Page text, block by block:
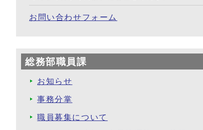
お問い合わせフォーム
総務部職員課
お知らせ
事務分掌
職員募集について